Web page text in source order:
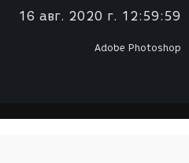
16 авг. 2020 г. 12:59:59
Adobe Photoshop